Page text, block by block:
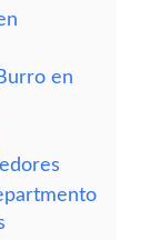
en